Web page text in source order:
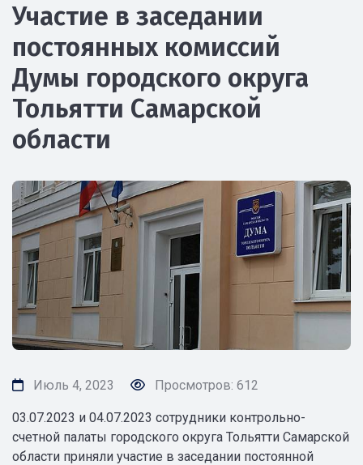
Участие в заседании
постоянных комиссий
Думы городского округа
Тольятти Самарской
области
Июль 4, 2023 Просмотров: 612
03.07.2023 и 04.07.2023 сотрудники контрольно-
счетной палаты городского округа Тольятти Самарской
области приняли участие в заседании постоянной